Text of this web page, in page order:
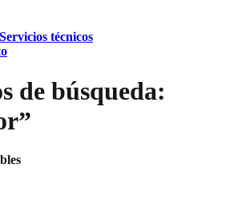
técnicos
de búsqueda: